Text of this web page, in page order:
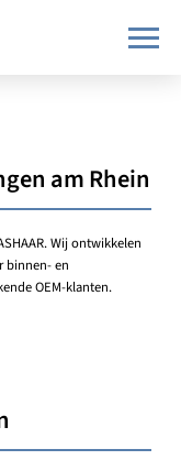
am Rhein
Wij ontwikkelen
binnen- en
OEM-klanten.